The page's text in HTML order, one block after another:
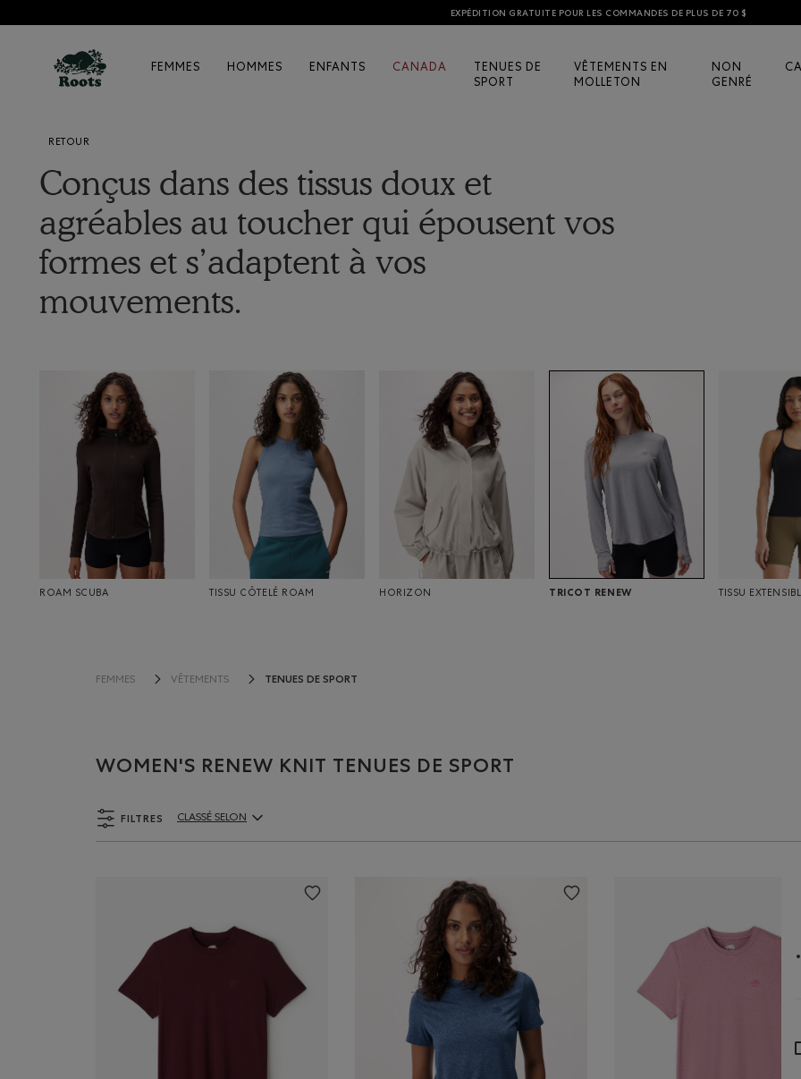
EXPÉDITION GRATUITE POUR LES COMMANDES DE PLUS DE 70 $
FEMMES HOMMES ENFANTS CANADA
TENUES DE
SPORT
VÊTEMENTS EN
MOLLETON
NON
GENRÉ
RETOUR
Conçus dans des tissus doux et
agréables au toucher qui épousent vos
formes et s’adaptent à vos
mouvements.
ROAM SCUBA TISSU CÔTELÉ ROAM HORIZON TRICOT RENEW TISSU
FEMMES VÊTEMENTS TENUES DE SPORT
WOMEN'S RENEW KNIT TENUES DE SPORT
FILTRES
ClassÃ© selon Articles:
CLASSÉ SELON